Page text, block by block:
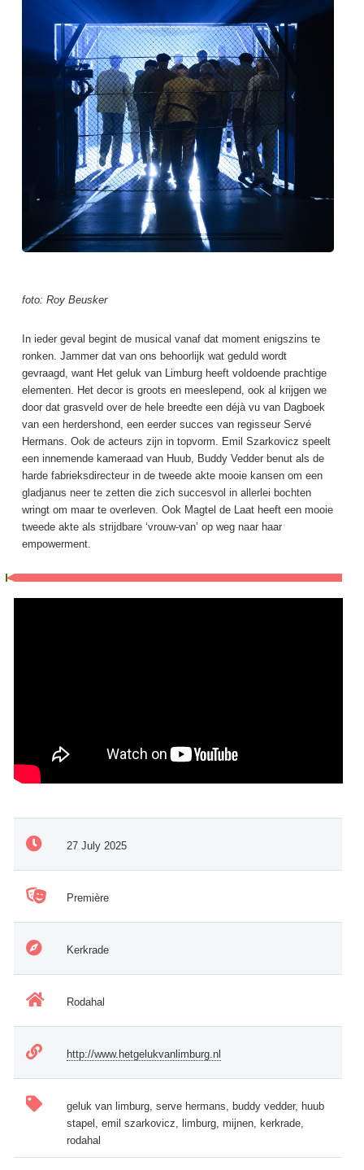
foto: Roy Beusker
In ieder geval begint de musical vanaf dat moment enigszins te
ronken. Jammer dat van ons behoorlijk wat geduld wordt
gevraagd, want Het geluk van Limburg heeft voldoende prachtige
elementen. Het decor is groots en meeslepend, ook al krijgen we
door dat grasveld over de hele breedte een déjà vu van Dagboek
van een herdershond, een eerder succes van regisseur Servé
Hermans. Ook de acteurs zijn in topvorm. Emil Szarkovicz speelt
een innemende kameraad van Huub, Buddy Vedder benut als de
harde fabrieksdirecteur in de tweede akte mooie kansen om een
gladjanus neer te zetten die zich succesvol in allerlei bochten
wringt om maar te overleven. Ook Magtel de Laat heeft een mooie
tweede akte als strijdbare ‘vrouw-van’ op weg naar haar
empowerment.
27 July 2025
Première
Kerkrade
Rodahal
http://www.hetgelukvanlimburg.nl
geluk van limburg, serve hermans, buddy vedder, huub
stapel, emil szarkovicz, limburg, mijnen, kerkrade,
rodahal